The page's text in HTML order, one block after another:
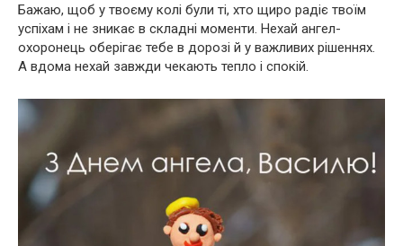
Бажаю, щоб у твоєму колі були ті, хто щиро радіє твоїм
успіхам і не зникає в складні моменти. Нехай ангел-
охоронець оберігає тебе в дорозі й у важливих рішеннях.
А вдома нехай завжди чекають тепло і спокій.